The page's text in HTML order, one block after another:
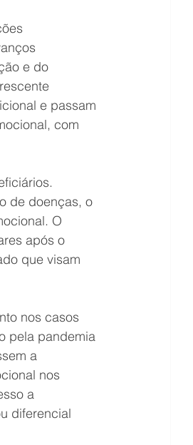
e do
e passam
com
de doenças, o
O
após o
que visam
nos casos
pela pandemia
a
nos
a
diferencial